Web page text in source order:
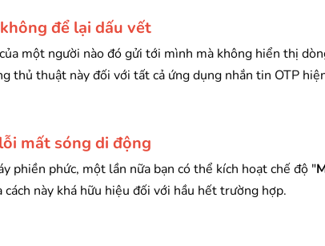
để lại dấu vết
một người nào đó gửi tới mình mà không hiển thị
thủ thuật này đối với tất cả ứng dụng nhắn tin OTP
mất sóng di động
phiền phức, một lần nữa bạn có thể kích hoạt chế độ "
này khá hữu hiệu đối với hầu hết trường hợp.